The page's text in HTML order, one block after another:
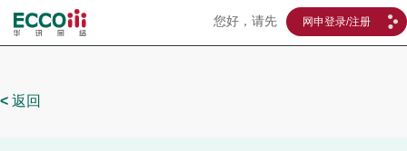
您好，请先 网申登录/注册
< 返回